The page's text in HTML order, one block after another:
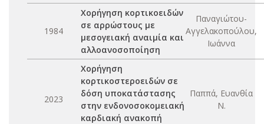
1984
Χορήγηση κορτικοειδών
σε αρρώστους με
μεσογειακή αναιμία και
αλλοανοσοποίηση
Παναγιώτου-
Αγγελακοπούλου,
Ιωάννα
2023
Χορήγηση
κορτικοστεροειδών σε
δόση υποκατάστασης
στην ενδονοσοκομειακή
καρδιακή ανακοπή
Παππά, Ευανθία
Ν.